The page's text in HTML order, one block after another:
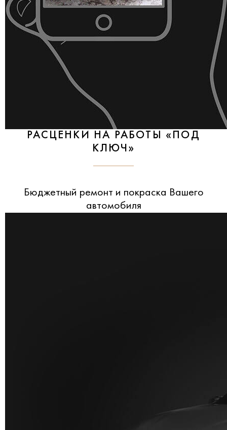
РАСЦЕНКИ НА РАБОТЫ «ПОД
КЛЮЧ»
Бюджетный ремонт и покраска Вашего
автомобиля